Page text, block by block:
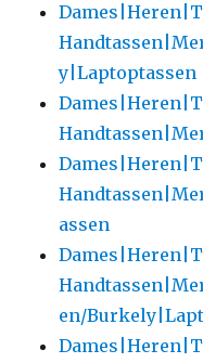
y|Laptoptassen
assen
en/